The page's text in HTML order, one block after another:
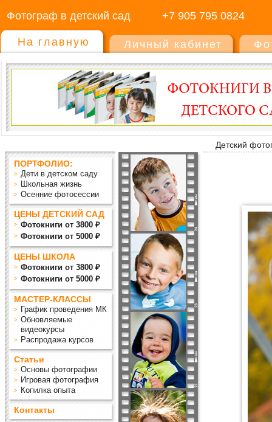
Фотограф в детский сад +7 905 795 0824
На главную Личный кабинет
Детский
ПОРТФОЛИО:
Дети в детском саду
Школьная жизнь
Осенние фотосессии
ЦЕНЫ ДЕТСКИЙ САД
Фотокниги от 3800 ₽
Фотокниги от 5000 ₽
ЦЕНЫ ШКОЛА
Фотокниги от 3800 ₽
Фотокниги от 5000 ₽
МАСТЕР-КЛАССЫ
График проведения МК
Обновляемые
видеокурсы
Распродажа курсов
Статьи
Основы фотографии
Игровая фотография
Копилка опыта
Контакты